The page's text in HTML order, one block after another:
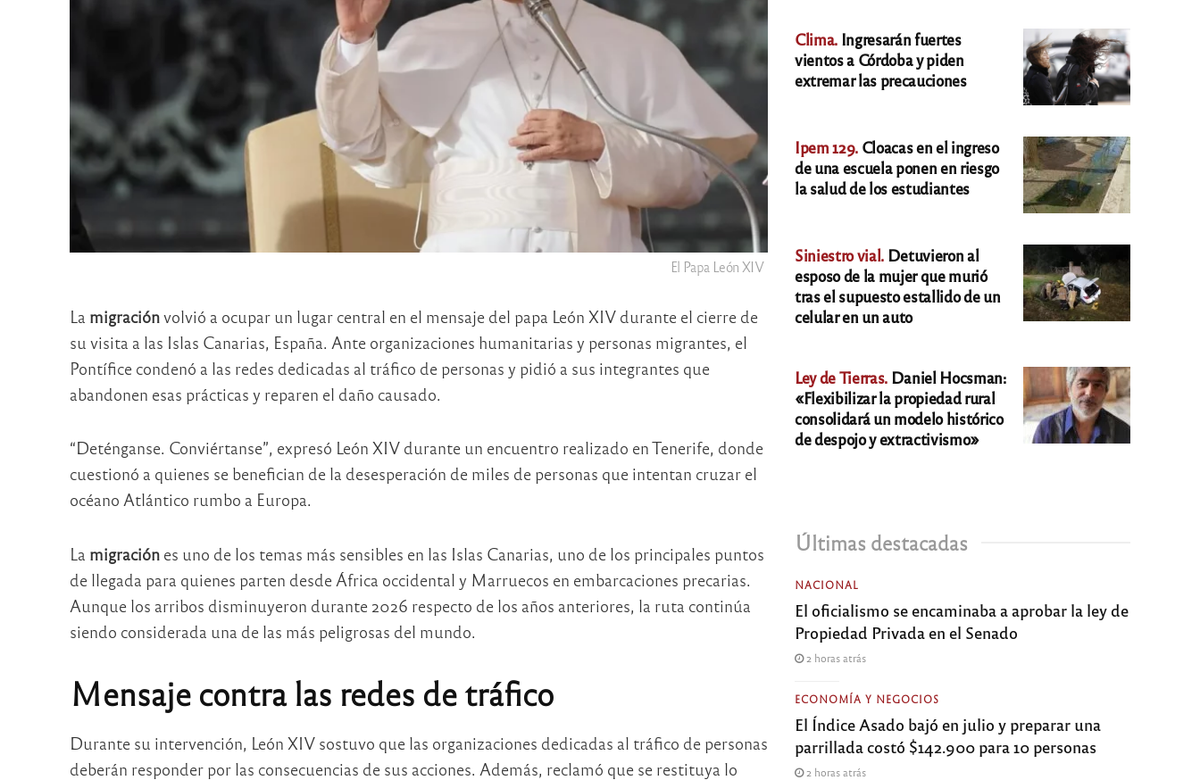
El Papa León XIV
La migraciónvolvió a ocupar un lugar central en el mensaje del papa León XIV durante el cierre de
su visita a las Islas Canarias, España. Ante organizaciones humanitarias y personas migrantes, el
Pontífice condenó a las redes dedicadas al tráfico de personas y pidió a sus integrantes que
abandonen esas prácticas y reparen el daño causado.
“Deténganse. Conviértanse”, expresó León XIV durante un encuentro realizado en Tenerife, donde
cuestionó a quienes se benefician de la desesperación de miles de personas que intentan cruzar el
océano Atlántico rumbo a Europa.
La migraciónes uno de los temas más sensibles en las Islas Canarias, uno de los principales puntos
de llegada para quienes parten desde África occidental y Marruecos en embarcaciones precarias.
Aunque los arribos disminuyeron durante 2026 respecto de los años anteriores, la ruta continúa
siendo considerada una de las más peligrosas del mundo.
Mensaje contra las redes de tráfico
Durante su intervención, León XIV sostuvo que las organizaciones dedicadas al tráfico de personas
deberán responder por las consecuencias de sus acciones. Además, reclamó que se restituya lo
Clima. Ingresarán fuertes
vientos a Córdoba y piden
extremar las precauciones
Ipem 129. Cloacas en el ingreso
de una escuela ponen en riesgo
la salud de los estudiantes
Siniestro vial. Detuvieron al
esposo de la mujer que murió
tras el supuesto estallido de un
celular en un auto
Ley de Tierras. Daniel Hocsman:
«Flexibilizar la propiedad rural
consolidará un modelo histórico
de despojo y extractivismo»
Últimas destacadas
NACIONAL
El oficialismo se encaminaba a aprobar la ley de
Propiedad Privada en el Senado
2 horas atrás
ECONOMÍA Y NEGOCIOS
El Índice Asado bajó en julio y preparar una
parrillada costó $142.900 para 10 personas
2 horas atrás